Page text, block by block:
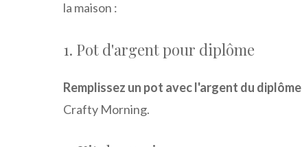
la maison :
1. Pot d'argent pour diplôme
Remplissez un pot avec l'argent du diplôme
Crafty Morning.